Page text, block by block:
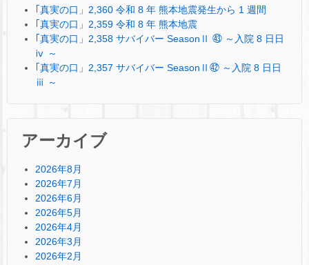
｢真実の口」2,360 令和 8 年 熊本地震発生から 1 週間
｢真実の口」2,359 令和 8 年 熊本地震
｢真実の口」2,358 サバイバー SeasonⅡ ㊸ ～入院 8 日日
ⅳ ～
｢真実の口」2,357 サバイバー SeasonⅡ㊷ ～入院 8 日日
ⅲ ～
アーカイブ
2026年8月
2026年7月
2026年6月
2026年5月
2026年4月
2026年3月
2026年2月